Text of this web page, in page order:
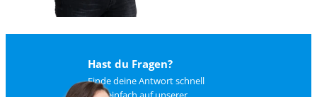
Hast du Fragen?
Finde deine Antwort schnell